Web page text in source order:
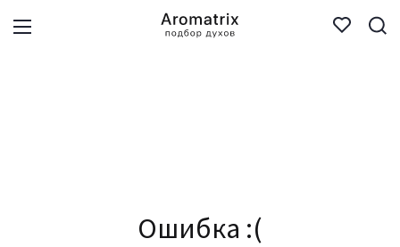
Ошибка :(